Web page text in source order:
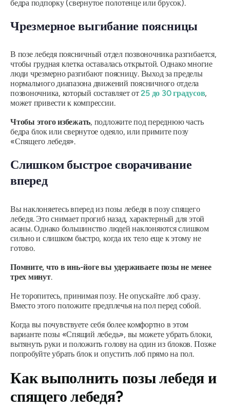
бедра подпорку (свернутое полотенце или брусок).
Чрезмерное выгибание поясницы
В позе лебедя поясничный отдел позвоночника разгибается,
чтобы грудная клетка оставалась открытой. Однако многие
люди чрезмерно разгибают поясницу. Выход за пределы
нормального диапазона движений поясничного отдела
позвоночника, который составляет от25 до 30 градусов,
может привести к компрессии.
Чтобы этого избежать, подложите под переднюю часть
бедра блок или свернутое одеяло, или примите позу
«Спящего лебедя».
Слишком быстрое сворачивание
вперед
Вы наклоняетесь вперед из позы лебедя в позу спящего
лебедя. Это снимает прогиб назад, характерный для этой
асаны. Однако большинство людей наклоняются слишком
сильно и слишком быстро, когда их тело еще к этому не
готово.
Помните, что в инь-йоге вы удерживаете позы не менее
трех минут.
Не торопитесь, принимая позу. Не опускайте лоб сразу.
Вместо этого положите предплечья на пол перед собой.
Когда вы почувствуете себя более комфортно в этом
варианте позы «Спящий лебедь», вы можете убрать блоки,
вытянуть руки и положить голову на один из блоков. Позже
попробуйте убрать блок и опустить лоб прямо на пол.
Как выполнить позы лебедя и
спящего лебедя?